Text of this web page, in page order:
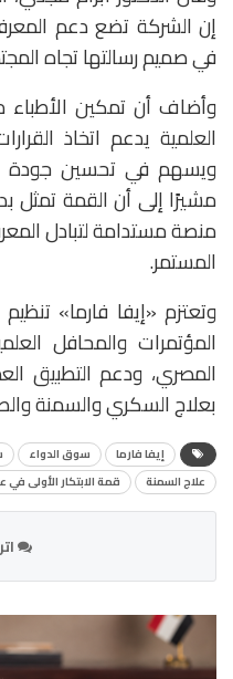
إن الشركة تضع دعم
في صميم رسالتها تجاه
وأضاف أن تمكين
العلمية يدعم اتخاذ
ويسهم في تحسين جودة
مشيرًا إلى أن القمة تمثل
منصة مستدامة لتبادل
المستمر.
وتعتزم «إيفا فارما»
المؤتمرات والمحافل
المصري، ودعم التطبيق
بعلاج السكري والسمنة
إيفا فارما سوق الدواء
علاج السمنة
قمة الابتكار الأولى